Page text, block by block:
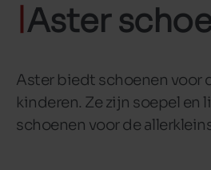
🚛 Livraison
Aster
Aster biedt schoenen voor
kinderen. Ze zijn soepel en
schoenen voor de